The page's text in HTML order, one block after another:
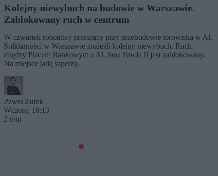
Kolejny niewybuch na budowie w Warszawie.
Zablokowany ruch w centrum
W czwartek robotnicy pracujący przy przebudowie torowiska w Al.
Solidarności w Warszawie znaleźli kolejny niewybuch. Ruch
między Placem Bankowym a Al. Jana Pawła II jest zablokowany.
Na miejsce jadą saperzy.
Paweł Żurek
Wczoraj 16:13
2 min